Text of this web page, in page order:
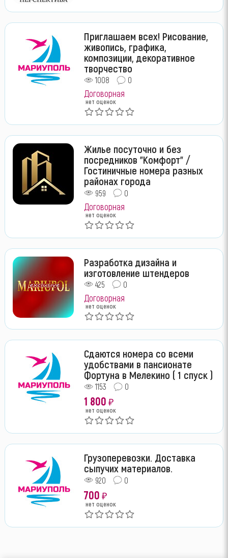
Приглашаем всех! Рисование,
живопись, графика,
композиции, декоративное
творчество
1008 0
Договорная
нет оценок
Жилье посуточно и без
посредников "Комфорт" /
Гостиничные номера разных
районах города
959 0
Договорная
нет оценок
Разработка дизайна и
изготовление штендеров
425 0
Договорная
нет оценок
Сдаются номера со всеми
удобствами в пансионате
Фортуна в Мелекино ( 1 спуск )
1153 0
1 800 ₽
нет оценок
Грузоперевозки. Доставка
сыпучих материалов.
920 0
700 ₽
нет оценок